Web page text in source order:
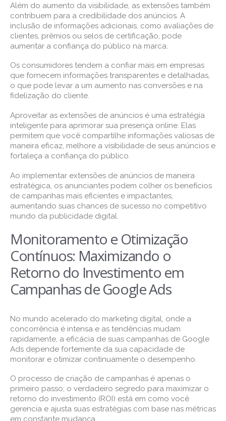
Além do aumento da visibilidade, as extensões também
contribuem para a credibilidade dos anúncios. A
inclusão de informações adicionais, como avaliações de
clientes, prêmios ou selos de certificação, pode
aumentar a confiança do público na marca.
Os consumidores tendem a confiar mais em empresas
que fornecem informações transparentes e detalhadas,
o que pode levar a um aumento nas conversões e na
fidelização do cliente.
Aproveitar as extensões de anúncios é uma estratégia
inteligente para aprimorar sua presença online. Elas
permitem que você compartilhe informações valiosas de
maneira eficaz, melhore a visibilidade de seus anúncios e
fortaleça a confiança do público.
Ao implementar extensões de anúncios de maneira
estratégica, os anunciantes podem colher os benefícios
de campanhas mais eficientes e impactantes,
aumentando suas chances de sucesso no competitivo
mundo da publicidade digital.
Monitoramento e Otimização
Contínuos: Maximizando o
Retorno do Investimento em
Campanhas de Google Ads
No mundo acelerado do marketing digital, onde a
concorrência é intensa e as tendências mudam
rapidamente, a eficácia de suas campanhas de Google
Ads depende fortemente da sua capacidade de
monitorar e otimizar continuamente o desempenho.
O processo de criação de campanhas é apenas o
primeiro passo; o verdadeiro segredo para maximizar o
retorno do investimento (ROI) está em como você
gerencia e ajusta suas estratégias com base nas métricas
em constante mudança.